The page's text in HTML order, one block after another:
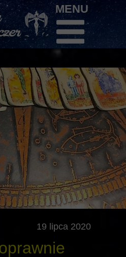
19 lipca 2020
MENU